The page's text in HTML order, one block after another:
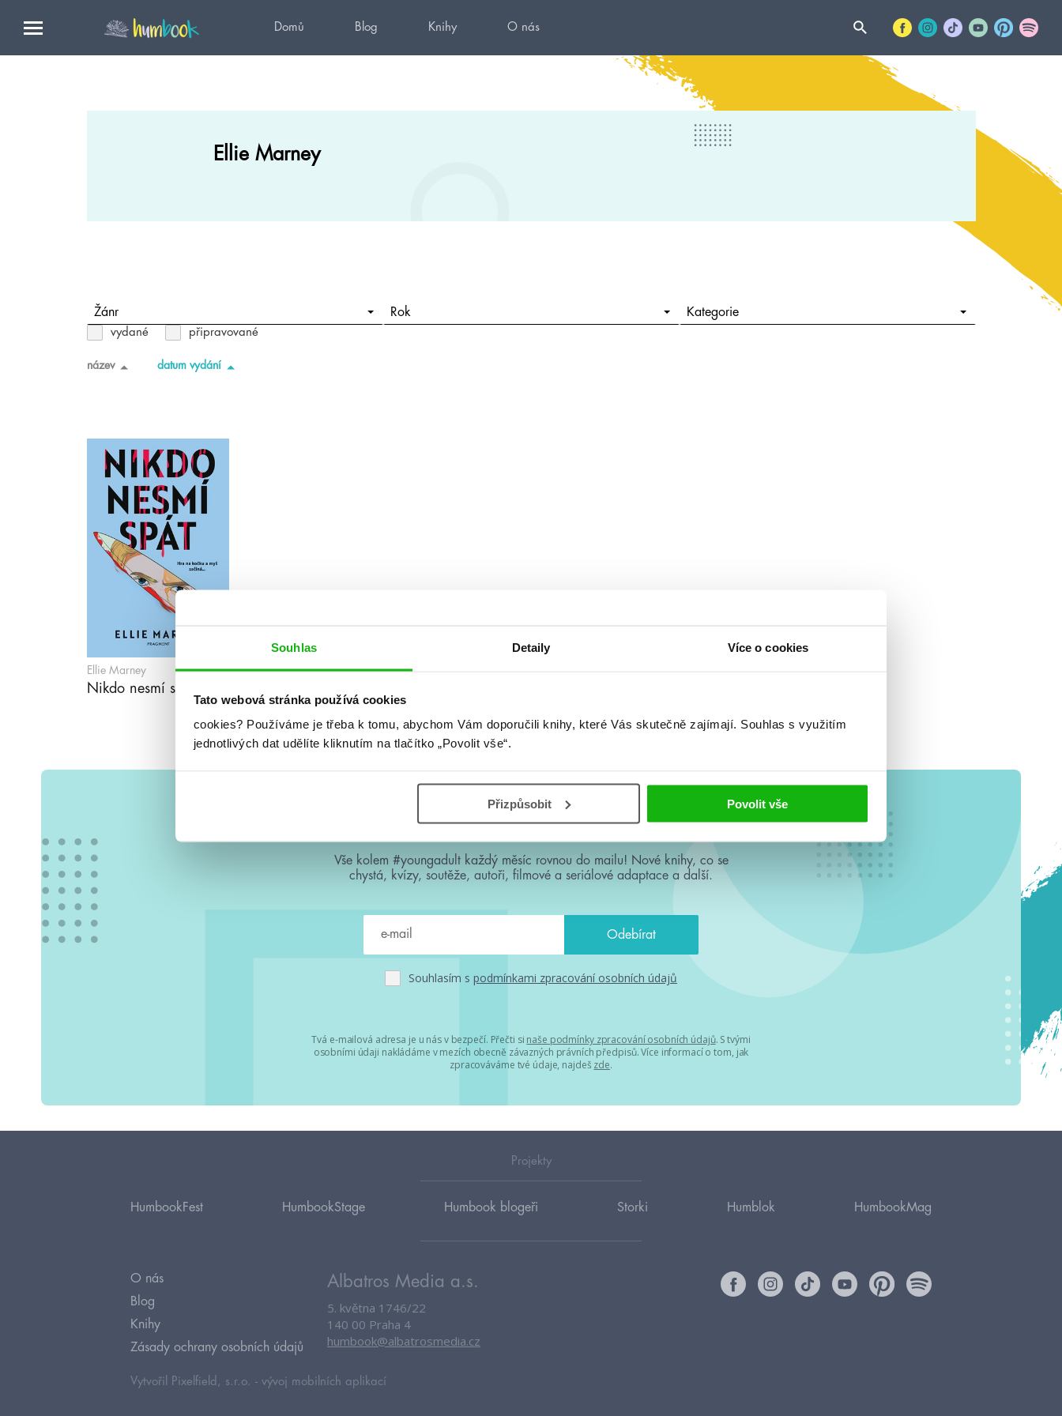
Souhlas Detaily Více o cookies
Tato webová stránka používá cookies
cookies? Používáme je třeba k tomu, abychom Vám doporučili knihy, které Vás skutečně zajímají. Souhlas s využitím
jednotlivých dat udělíte kliknutím na tlačítko „Povolit vše“.
Přizpůsobit Povolit vše
Domů Blog Knihy O nás
Ellie Marney
Žánr Rok Kategorie
vydané připravované
název datum vydání
Ellie Marney
Nikdo nesmí spát
#HumbookNews
Vše kolem #youngadult každý měsíc rovnou do mailu! Nové knihy, co se
chystá, kvízy, soutěže, autoři, filmové a seriálové adaptace a další.
Souhlasím s podmínkami zpracování osobních údajů
Tvá e-mailová adresa je u nás v bezpečí. Přečti si naše podmínky zpracování osobních údajů. S tvými
osobními údaji nakládáme v mezích obecně závazných právních předpisů. Více informací o tom, jak
zpracováváme tvé údaje, najdeš zde.
Projekty
HumbookFest HumbookStage Humbook blogeři Storki Humblok HumbookMag
O nás
Blog
Knihy
Zásady ochrany osobních údajů
Albatros Media a.s.
5. května 1746/22
140 00 Praha 4
humbook@albatrosmedia.cz
Vytvořil Pixelfield, s.r.o. - vývoj mobilních aplikací